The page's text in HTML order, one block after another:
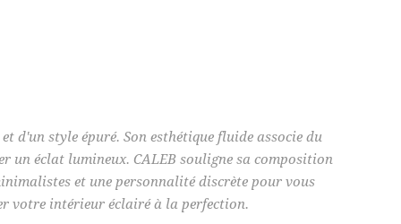
d'un style épuré. Son esthétique fluide associe du
un éclat lumineux. CALEB souligne sa composition
et une personnalité discrète pour vous
votre intérieur éclairé à la perfection.